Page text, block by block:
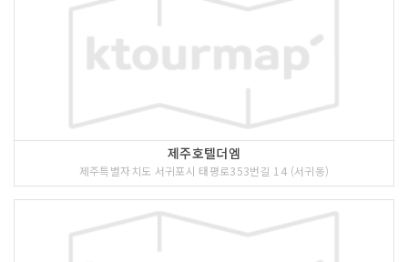
제주호텔더엠
제주특별자치도 서귀포시 태평로353번길 14 (서귀동)